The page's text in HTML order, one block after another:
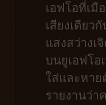
เอฟโอที่เมื
เสียงเดียว
แสงสว่างเ
บนยูเอฟโอ
ใส่และหาย
รายงานว่า